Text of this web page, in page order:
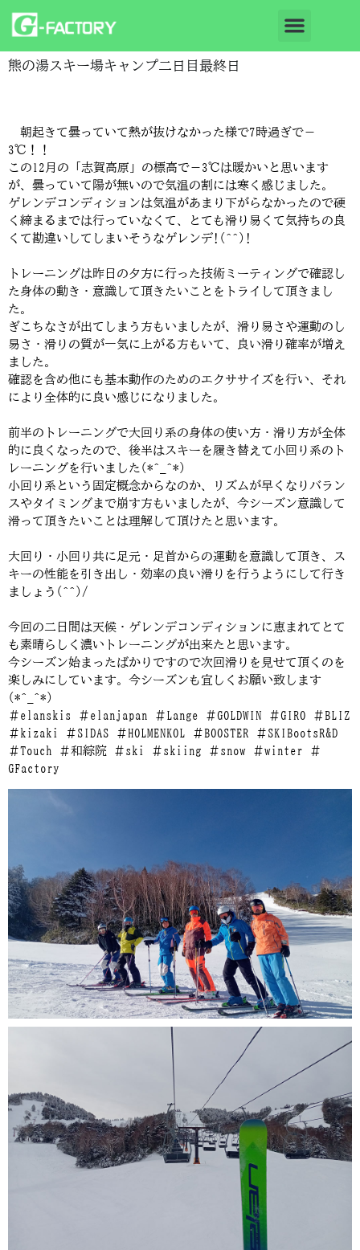
熊の湯スキー場キャンプ二日目最終日
朝起きて曇っていて熱が抜けなかった様で7時過ぎで－
3℃！！
この12月の「志賀高原」の標高で－3℃は暖かいと思います
が、曇っていて陽が無いので気温の割には寒く感じました。
ゲレンデコンディションは気温があまり下がらなかったので硬
く締まるまでは行っていなくて、とても滑り易くて気持ちの良
くて勘違いしてしまいそうなゲレンデ!(^^)!
トレーニングは昨日の夕方に行った技術ミーティングで確認し
た身体の動き・意識して頂きたいことをトライして頂きまし
た。
ぎこちなさが出てしまう方もいましたが、滑り易さや運動のし
易さ・滑りの質が一気に上がる方もいて、良い滑り確率が増え
ました。
確認を含め他にも基本動作のためのエクササイズを行い、それ
により全体的に良い感じになりました。
前半のトレーニングで大回り系の身体の使い方・滑り方が全体
的に良くなったので、後半はスキーを履き替えて小回り系のト
レーニングを行いました(*^_^*)
小回り系という固定概念からなのか、リズムが早くなりバラン
スやタイミングまで崩す方もいましたが、今シーズン意識して
滑って頂きたいことは理解して頂けたと思います。
大回り・小回り共に足元・足首からの運動を意識して頂き、ス
キーの性能を引き出し・効率の良い滑りを行うようにして行き
ましょう(^^)/
今回の二日間は天候・ゲレンデコンディションに恵まれてとて
も素晴らしく濃いトレーニングが出来たと思います。
今シーズン始まったばかりですので次回滑りを見せて頂くのを
楽しみにしています。今シーズンも宜しくお願い致します
(*^_^*)
＃elanskis ＃elanjapan ＃Lange ＃GOLDWIN ＃GIRO ＃BLIZ
＃kizaki ＃SIDAS ＃HOLMENKOL ＃BOOSTER ＃SKIBootsR&D
＃Touch ＃和綜院 ＃ski ＃skiing ＃snow ＃winter ＃
GFactory